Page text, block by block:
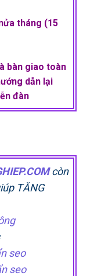
tháng (15
bàn giao toàn
dẫn lại
đàn
còn
TĂNG
seo
seo